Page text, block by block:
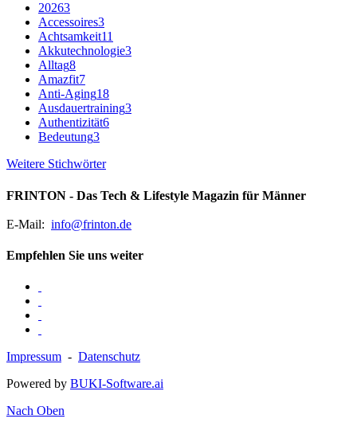
20263
Accessoires3
Achtsamkeit11
Akkutechnologie3
Alltag8
Amazfit7
Anti-Aging18
Ausdauertraining3
Authentizität6
Bedeutung3
Weitere Stichwörter
FRINTON - Das Tech & Lifestyle Magazin für Männer
E-Mail: info@frinton.de
Empfehlen Sie uns weiter
Impressum - Datenschutz
Powered by BUKI-Software.ai
Nach Oben